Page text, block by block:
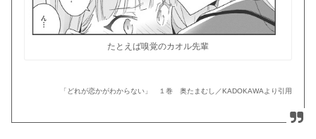
たとえば嗅覚のカオル先輩
「どれが恋かがわからない」 １巻 奥たまむし／KADOKAWAより引用